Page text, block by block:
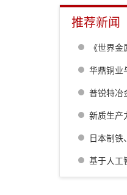
推荐新闻
《世界金属导
华鼎铜业与北大
普锐特冶金技术
新质生产
日本制铁、
基于人工智